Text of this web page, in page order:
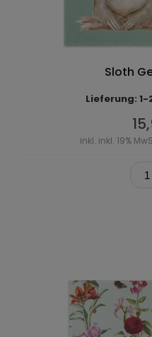
Sloth
Lieferung: 1-
inkl. inkl. 19%